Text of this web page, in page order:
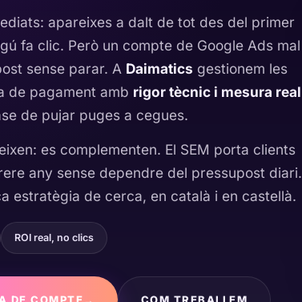
apareixes a dalt de tot des del primer
fa clic. Però un compte de Google Ads mal
sense parar. A Daimatics gestionem les
de pagament amb rigor tècnic i mesura real
de pujar puges a cegues.
es complementen. El SEM porta clients
any sense dependre del pressupost diari.
estratègia de cerca, en català i en castellà.
ROI real, no clics